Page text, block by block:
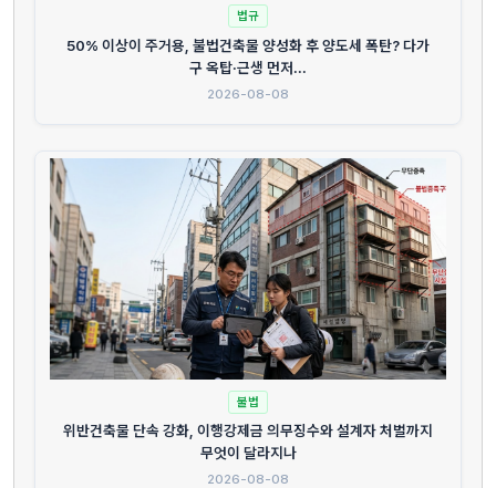
법규
50% 이상이 주거용, 불법건축물 양성화 후 양도세 폭탄? 다가
구 옥탑·근생 먼저...
2026-08-08
불법
위반건축물 단속 강화, 이행강제금 의무징수와 설계자 처벌까지
무엇이 달라지나
2026-08-08